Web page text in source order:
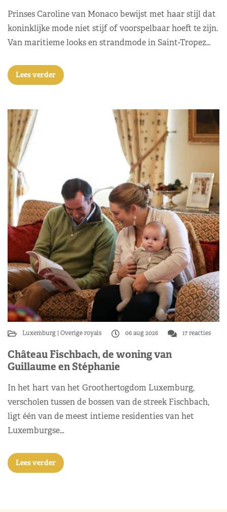
Prinses Caroline van Monaco bewijst met haar stijl dat
koninklijke mode niet stijf of voorspelbaar hoeft te zijn.
Van maritieme looks en strandmode in Saint-Tropez…
Lees verder
Luxemburg Overige royals 06 aug 2026 17 reacties
Château Fischbach, de woning van
Guillaume en Stéphanie
In het hart van het Groothertogdom Luxemburg,
verscholen tussen de bossen van de streek Fischbach,
ligt één van de meest intieme residenties van het
Luxemburgse…
Lees verder